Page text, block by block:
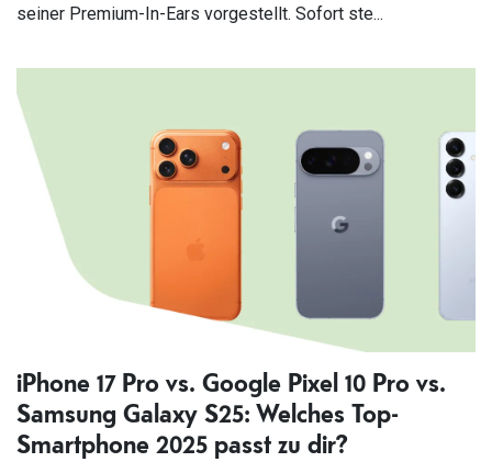
seiner Premium-In-Ears vorgestellt. Sofort ste...
iPhone 17 Pro vs. Google Pixel 10 Pro vs.
Samsung Galaxy S25: Welches Top-
Smartphone 2025 passt zu dir?